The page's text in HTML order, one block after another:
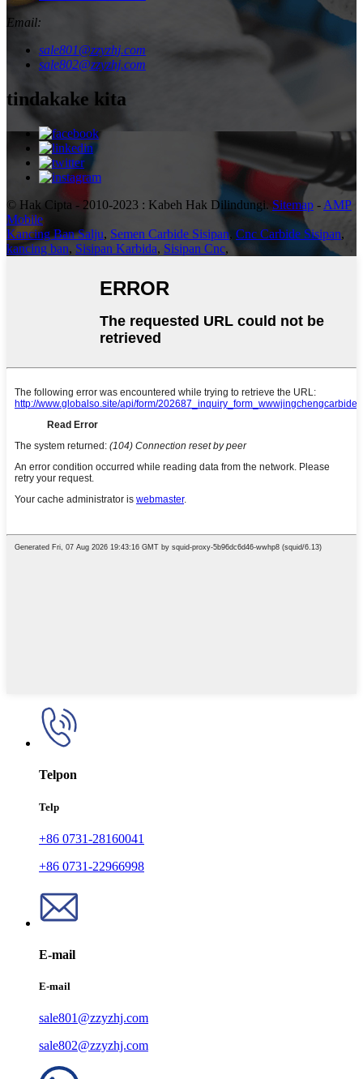
Email:
sale801@zzyzhj.com
sale802@zzyzhj.com
tindakake kita
© Hak Cipta - 2010-2023 : Kabeh Hak Dilindungi. Sitemap - AMP
Mobile
Kancing Ban Salju, Semen Carbide Sisipan, Cnc Carbide Sisipan,
kancing ban, Sisipan Karbida, Sisipan Cnc,
Telpon
Telp
+86 0731-28160041
+86 0731-22966998
E-mail
E-mail
sale801@zzyzhj.com
sale802@zzyzhj.com